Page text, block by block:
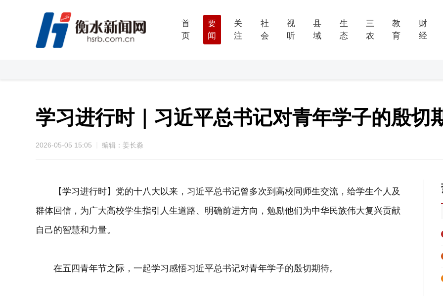
首
页
要
闻
关
注
社
会
视
听
县
域
生
态
三
农
教
育
财
经
学习进行时｜习近平总书记对青年学子的殷切
2026-05-05 15:05 编辑：姜长淼
【学习进行时】党的十八大以来，习近平总书记曾多次到高校同师生交流，给学生个人及
群体回信，为广大高校学生指引人生道路、明确前进方向，勉励他们为中华民族伟大复兴贡献
自己的智慧和力量。
在五四青年节之际，一起学习感悟习近平总书记对青年学子的殷切期待。